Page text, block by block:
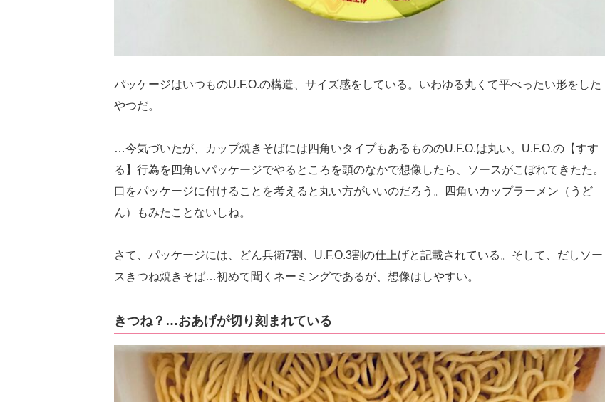
パッケージはいつものU.F.O.の構造、サイズ感をしている。いわゆる丸くて平べったい形をした
やつだ。
…今気づいたが、カップ焼きそばには四角いタイプもあるもののU.F.O.は丸い。U.F.O.の【すす
る】行為を四角いパッケージでやるところを頭のなかで想像したら、ソースがこぼれてきたた。
口をパッケージに付けることを考えると丸い方がいいのだろう。四角いカップラーメン（うど
ん）もみたことないしね。
さて、パッケージには、どん兵衛7割、U.F.O.3割の仕上げと記載されている。そして、だしソー
スきつね焼きそば…初めて聞くネーミングであるが、想像はしやすい。
きつね？…おあげが切り刻まれている